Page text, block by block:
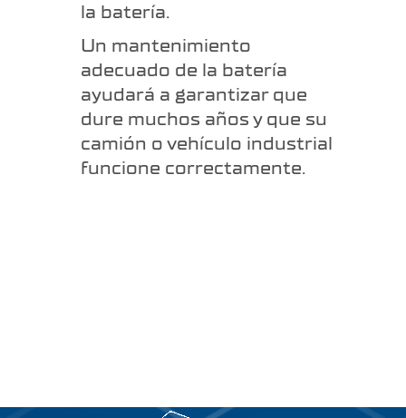
la batería.
Un mantenimiento
adecuado de la batería
ayudará a garantizar que
dure muchos años y que su
camión o vehículo industrial
funcione correctamente.